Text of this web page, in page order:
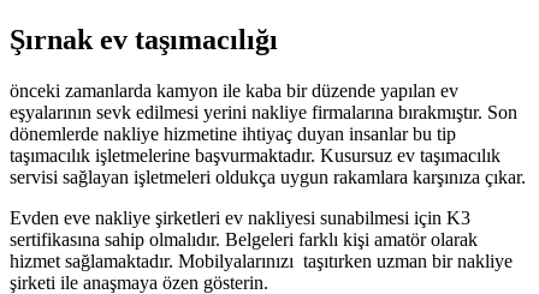
Şırnak ev taşımacılığı
önceki zamanlarda kamyon ile kaba bir düzende yapılan ev
eşyalarının sevk edilmesi yerini nakliye firmalarına bırakmıştır. Son
dönemlerde nakliye hizmetine ihtiyaç duyan insanlar bu tip
taşımacılık işletmelerine başvurmaktadır. Kusursuz ev taşımacılık
servisi sağlayan işletmeleri oldukça uygun rakamlara karşınıza çıkar.
Evden eve nakliye şirketleri ev nakliyesi sunabilmesi için K3
sertifikasına sahip olmalıdır. Belgeleri farklı kişi amatör olarak
hizmet sağlamaktadır. Mobilyalarınızı taşıtırken uzman bir nakliye
şirketi ile anaşmaya özen gösterin.